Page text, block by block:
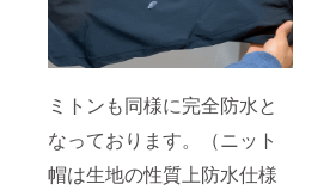
ミトンも同様に完全防水と
なっております。（ニット
帽は生地の性質上防水仕様